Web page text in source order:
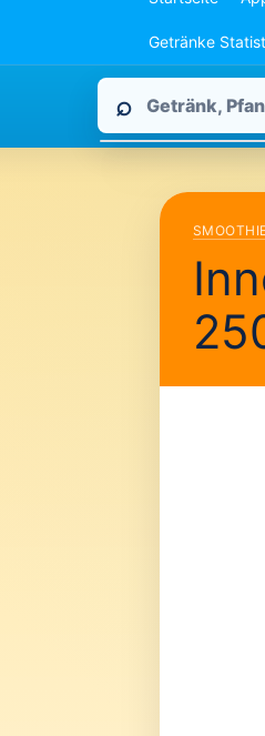
Getränke
Pfandpirat
durchsuchen
⌕